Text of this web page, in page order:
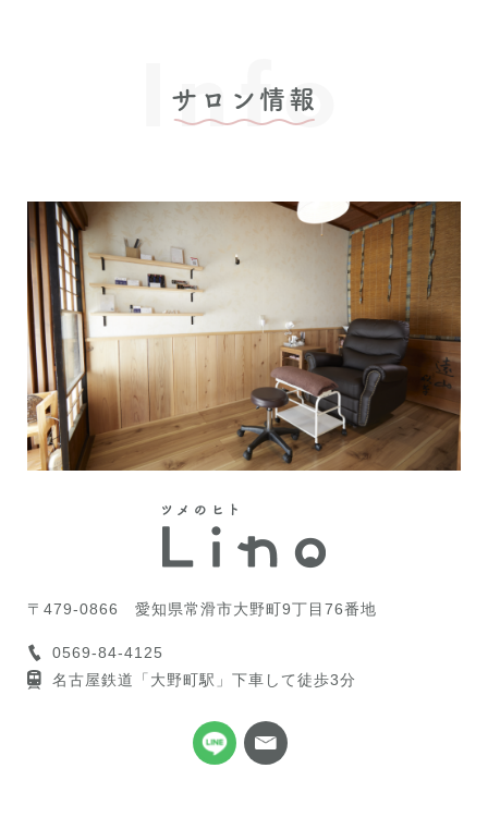
サロン情報
Info
〒479-0866 愛知県常滑市大野町9丁目76番地
0569-84-4125
名古屋鉄道「大野町駅」下車して徒歩3分